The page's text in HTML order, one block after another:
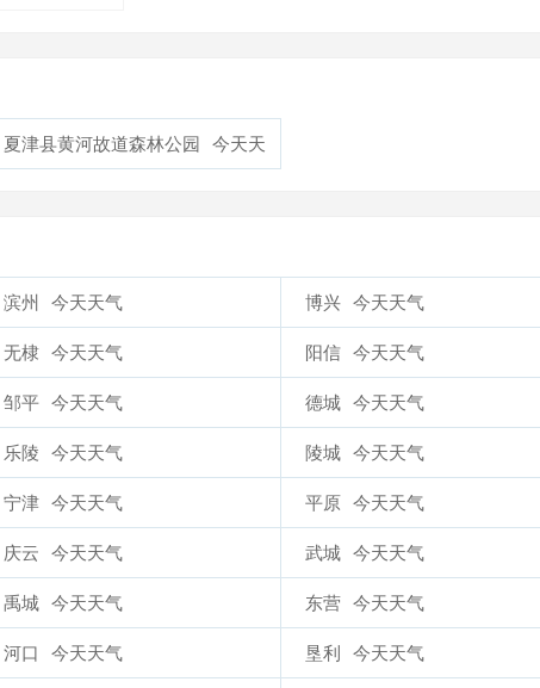
夏津县黄河故道森林公园 今天天
滨州 今天天气 博兴 今天天气
无棣 今天天气 阳信 今天天气
邹平 今天天气 德城 今天天气
乐陵 今天天气 陵城 今天天气
宁津 今天天气 平原 今天天气
庆云 今天天气 武城 今天天气
禹城 今天天气 东营 今天天气
河口 今天天气 垦利 今天天气